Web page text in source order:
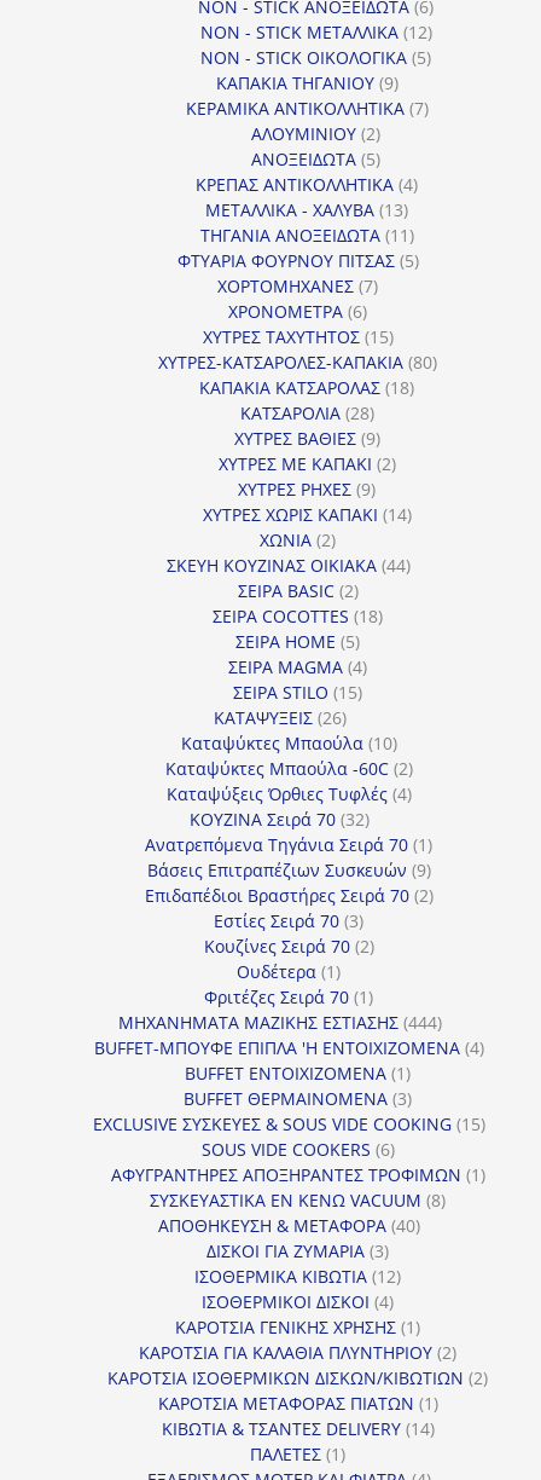
προϊόντα
NON - STICK ΑΝΟΞΕΙΔΩΤΑ 66
προϊόντα
NON - STICK ΜΕΤΑΛΛΙΚΑ 1212
προϊόντα
NON - STICK ΟΙΚΟΛΟΓΙΚΑ 55
ΚΑΠΑΚΙΑ ΤΗΓΑΝΙΟΥ 99
προϊόντα
ΚΕΡΑΜΙΚΑ ΑΝΤΙΚΟΛΛΗΤΙΚΑ 77
ΑΛΟΥΜΙΝΙΟΥ 22
προϊόντα
ΑΝΟΞΕΙΔΩΤΑ 55
προϊόντα
ΚΡΕΠΑΣ ΑΝΤΙΚΟΛΛΗΤΙΚΑ 44
ΜΕΤΑΛΛΙΚΑ - ΧΑΛΥΒΑ 1313
προϊόντα
ΤΗΓΑΝΙΑ ΑΝΟΞΕΙΔΩΤΑ 1111
προϊόντα
ΦΤΥΑΡΙΑ ΦΟΥΡΝΟΥ ΠΙΤΣΑΣ 55
ΧΟΡΤΟΜΗΧΑΝΕΣ 77
ΧΡΟΝΟΜΕΤΡΑ 66
προϊόντα
ΧΥΤΡΕΣ ΤΑΧΥΤΗΤΟΣ 1515
προϊόντα
ΧΥΤΡΕΣ-ΚΑΤΣΑΡΟΛΕΣ-ΚΑΠΑΚΙΑ 8080
ΚΑΠΑΚΙΑ ΚΑΤΣΑΡΟΛΑΣ 1818
ΚΑΤΣΑΡΟΛΙΑ 2828
προϊόντα
ΧΥΤΡΕΣ ΒΑΘΙΕΣ 99
προϊόντα
ΧΥΤΡΕΣ ΜΕ ΚΑΠΑΚΙ 22
ΧΥΤΡΕΣ ΡΗΧΕΣ 99
προϊόντα
ΧΥΤΡΕΣ ΧΩΡΙΣ ΚΑΠΑΚΙ 1414
ΧΩΝΙΑ 22
προϊόντα
ΣΚΕΥΗ ΚΟΥΖΙΝΑΣ ΟΙΚΙΑΚΑ 4444
ΣΕΙΡΑ BASIC 22
προϊόντα
ΣΕΙΡΑ COCOTTES 1818
ΣΕΙΡΑ HOME 55
προϊόντα
ΣΕΙΡΑ MAGMA 44
προϊόντα
ΣΕΙΡΑ STILO 1515
ΚΑΤΑΨΥΞΕΙΣ 2626
προϊόντα
Καταψύκτες Μπαούλα 1010
προϊόντα
Καταψύκτες Μπαούλα -60C 22
προϊόντα
Καταψύξεις Όρθιες Τυφλές 44
ΚΟΥΖΙΝΑ Σειρά 70 3232
προϊόντα
Ανατρεπόμενα Τηγάνια Σειρά 70 11
προϊόν
Βάσεις Επιτραπέζιων Συσκευών 99
προϊόντα
Επιδαπέδιοι Βραστήρες Σειρά 70 22
Εστίες Σειρά 70 33
προϊόντα
Κουζίνες Σειρά 70 22
Ουδέτερα 11
προϊόν
Φριτέζες Σειρά 70 11
προϊόν
ΜΗΧΑΝΗΜΑΤΑ ΜΑΖΙΚΗΣ ΕΣΤΙΑΣΗΣ 444444
προϊόντα
BUFFET-ΜΠΟΥΦΕ ΕΠΙΠΛΑ 'Η ΕΝΤΟΙΧΙΖΟΜΕΝΑ 44
BUFFET ΕΝΤΟΙΧΙΖΟΜΕΝΑ 11
προϊόν
BUFFET ΘΕΡΜΑΙΝΟΜΕΝΑ 33
προϊόντα
EXCLUSIVE ΣΥΣΚΕΥΕΣ & SOUS VIDE COOKING 1515
SOUS VIDE COOKERS 66
προϊόντα
ΑΦΥΓΡΑΝΤΗΡΕΣ ΑΠΟΞΗΡΑΝΤΕΣ ΤΡΟΦΙΜΩΝ 11
ΣΥΣΚΕΥΑΣΤΙΚΑ ΕΝ ΚΕΝΩ VACUUM 88
ΑΠΟΘΗΚΕΥΣΗ & ΜΕΤΑΦΟΡΑ 4040
ΔΙΣΚΟΙ ΓΙΑ ΖΥΜΑΡΙΑ 33
προϊόντα
ΙΣΟΘΕΡΜΙΚΑ ΚΙΒΩΤΙΑ 1212
ΙΣΟΘΕΡΜΙΚΟΙ ΔΙΣΚΟΙ 44
προϊόντα
ΚΑΡΟΤΣΙΑ ΓΕΝΙΚΗΣ ΧΡΗΣΗΣ 11
προϊόν
ΚΑΡΟΤΣΙΑ ΓΙΑ ΚΑΛΑΘΙΑ ΠΛΥΝΤΗΡΙΟΥ 22
προϊόντα
ΚΑΡΟΤΣΙΑ ΙΣΟΘΕΡΜΙΚΩΝ ΔΙΣΚΩΝ/ΚΙΒΩΤΙΩΝ 22
ΚΑΡΟΤΣΙΑ ΜΕΤΑΦΟΡΑΣ ΠΙΑΤΩΝ 11
προϊόν
ΚΙΒΩΤΙΑ & ΤΣΑΝΤΕΣ DELIVERY 1414
ΠΑΛΕΤΕΣ 11